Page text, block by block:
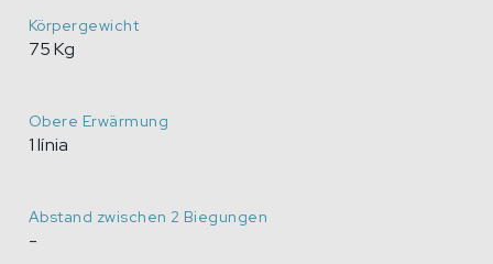
Körpergewicht
75 Kg
Obere Erwärmung
1 línia
Abstand zwischen 2 Biegungen
-